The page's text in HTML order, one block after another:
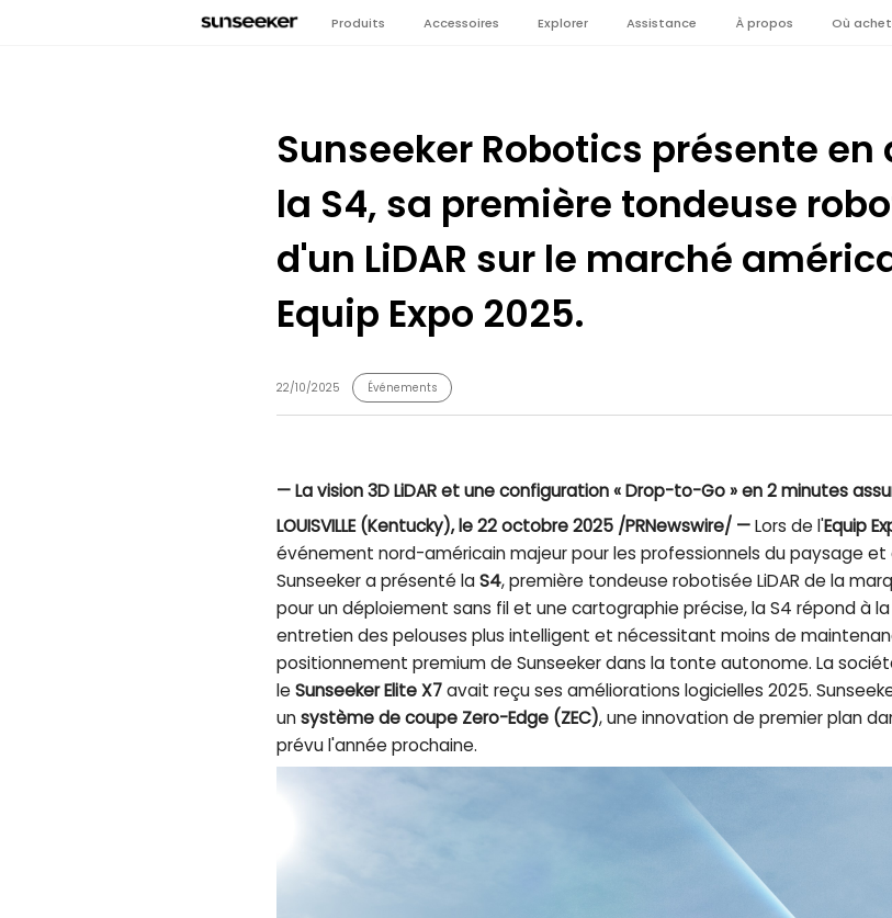
Produits Accessoires Explorer Assistance À propos Où
Sunseeker Robotics présente
la S4, sa première tondeuse
d'un LiDAR sur le marché
Equip Expo 2025.
22/10/2025 Événements
— La vision 3D LiDAR et une configuration « Drop-to-Go » en 2 minutes
LOUISVILLE (Kentucky), le 22 octobre 2025 /PRNewswire/ —Lors de l'Equip
événement nord-américain majeur pour les professionnels du paysage
Sunseeker a présenté laS4, première tondeuse robotisée LiDAR de la
pour un déploiement sans fil et une cartographie précise, la S4 répond à
entretien des pelouses plus intelligent et nécessitant moins de
positionnement premium de Sunseeker dans la tonte autonome. La
leSunseeker Elite X7avait reçu ses améliorations logicielles 2025.
unsystème de coupe Zero-Edge (ZEC), une innovation de premier plan
prévu l'année prochaine.